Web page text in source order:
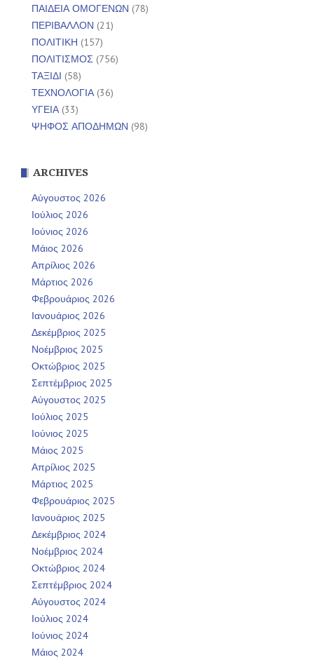
ΠΑΙΔΕΙΑ ΟΜΟΓΕΝΩΝ (78)
ΠΕΡΙΒΑΛΛΟΝ (21)
ΠΟΛΙΤΙΚΗ (157)
ΠΟΛΙΤΙΣΜΟΣ (756)
ΤΑΞΙΔΙ (58)
ΤΕΧΝΟΛΟΓΙΑ(36)
ΥΓΕΙΑ(33)
ΨΗΦΟΣ ΑΠΟΔΗΜΩΝ (98)
ARCHIVES
Αύγουστος 2026
Ιούλιος 2026
Ιούνιος 2026
Μάιος 2026
Απρίλιος 2026
Μάρτιος 2026
Φεβρουάριος 2026
Ιανουάριος 2026
Δεκέμβριος 2025
Νοέμβριος 2025
Οκτώβριος 2025
Σεπτέμβριος 2025
Αύγουστος 2025
Ιούλιος 2025
Ιούνιος 2025
Μάιος 2025
Απρίλιος 2025
Μάρτιος 2025
Φεβρουάριος 2025
Ιανουάριος 2025
Δεκέμβριος 2024
Νοέμβριος 2024
Οκτώβριος 2024
Σεπτέμβριος 2024
Αύγουστος 2024
Ιούλιος 2024
Ιούνιος 2024
Μάιος 2024